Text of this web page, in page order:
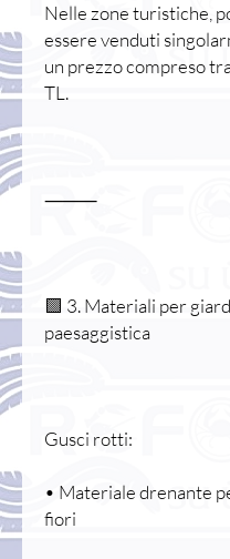
Nelle zone turistiche,
essere venduti
un prezzo compreso
TL.
⸻
🟩 3. Materiali per
paesaggistica
Gusci rotti:
• Materiale drenante
fiori